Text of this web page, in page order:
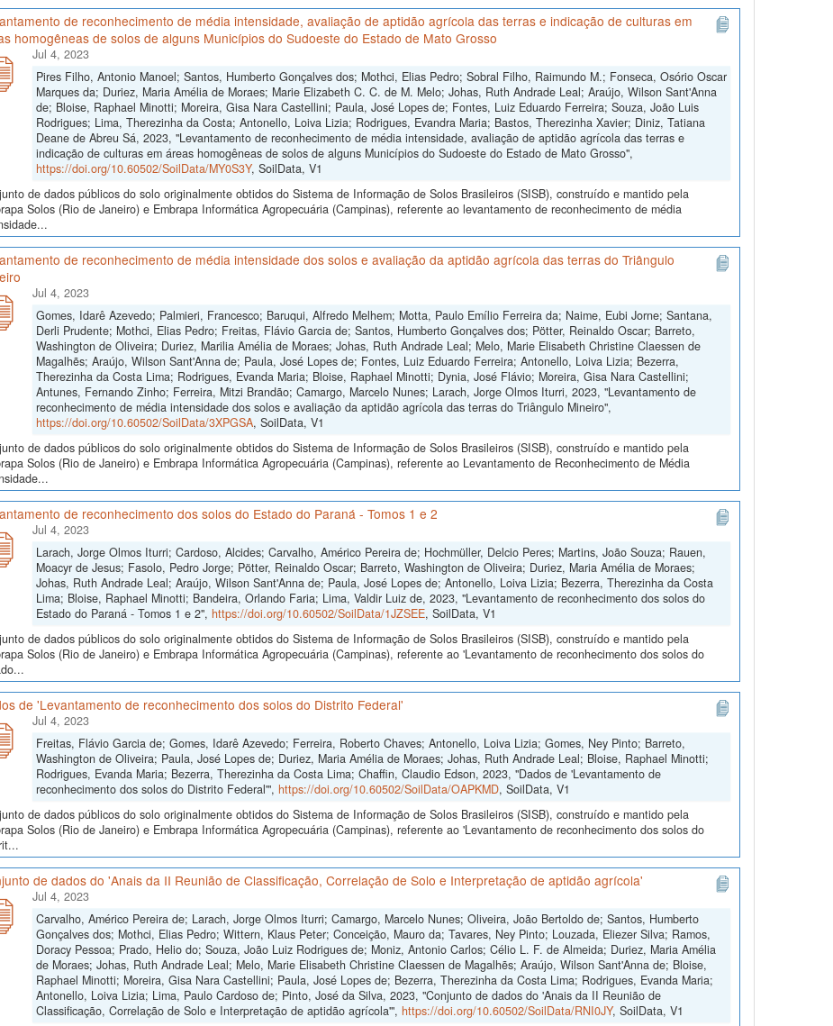
de reconhecimento de média intensidade, avaliação de aptidão agrícola das terras e indicação de culturas em
homogêneas de solos de alguns Municípios do Sudoeste do Estado de Mato Grosso
Jul 4, 2023
Pires Filho, Antonio Manoel; Santos, Humberto Gonçalves dos; Mothci, Elias Pedro; Sobral Filho, Raimundo M.; Fonseca, Osório Oscar
Marques da; Duriez, Maria Amélia de Moraes; Marie Elizabeth C. C. de M. Melo; Johas, Ruth Andrade Leal; Araújo, Wilson Sant'Anna
de; Bloise, Raphael Minotti; Moreira, Gisa Nara Castellini; Paula, José Lopes de; Fontes, Luiz Eduardo Ferreira; Souza, João Luis
Rodrigues; Lima, Therezinha da Costa; Antonello, Loiva Lizia; Rodrigues, Evandra Maria; Bastos, Therezinha Xavier; Diniz, Tatiana
Deane de Abreu Sá, 2023, "Levantamento de reconhecimento de média intensidade, avaliação de aptidão agrícola das terras e
indicação de culturas em áreas homogêneas de solos de alguns Municípios do Sudoeste do Estado de Mato Grosso",
https://doi.org/10.60502/SoilData/MY0S3Y, SoilData, V1
de dados públicos do solo originalmente obtidos do Sistema de Informação de Solos Brasileiros (SISB), construído e mantido pela
Solos (Rio de Janeiro) e Embrapa Informática Agropecuária (Campinas), referente ao levantamento de reconhecimento de média
de reconhecimento de média intensidade dos solos e avaliação da aptidão agrícola das terras do Triângulo
Jul 4, 2023
Gomes, Idarê Azevedo; Palmieri, Francesco; Baruqui, Alfredo Melhem; Motta, Paulo Emílio Ferreira da; Naime, Eubi Jorne; Santana,
Derli Prudente; Mothci, Elias Pedro; Freitas, Flávio Garcia de; Santos, Humberto Gonçalves dos; Pötter, Reinaldo Oscar; Barreto,
Washington de Oliveira; Duriez, Marilia Amélia de Moraes; Johas, Ruth Andrade Leal; Melo, Marie Elisabeth Christine Claessen de
Magalhẽs; Araújo, Wilson Sant'Anna de; Paula, José Lopes de; Fontes, Luiz Eduardo Ferreira; Antonello, Loiva Lizia; Bezerra,
Therezinha da Costa Lima; Rodrigues, Evanda Maria; Bloise, Raphael Minotti; Dynia, José Flávio; Moreira, Gisa Nara Castellini;
Antunes, Fernando Zinho; Ferreira, Mitzi Brandão; Camargo, Marcelo Nunes; Larach, Jorge Olmos Iturri, 2023, "Levantamento de
reconhecimento de média intensidade dos solos e avaliação da aptidão agrícola das terras do Triângulo Mineiro",
https://doi.org/10.60502/SoilData/3XPGSA, SoilData, V1
de dados públicos do solo originalmente obtidos do Sistema de Informação de Solos Brasileiros (SISB), construído e mantido pela
Solos (Rio de Janeiro) e Embrapa Informática Agropecuária (Campinas), referente ao Levantamento de Reconhecimento de Média
de reconhecimento dos solos do Estado do Paraná - Tomos 1 e 2
Jul 4, 2023
Larach, Jorge Olmos Iturri; Cardoso, Alcides; Carvalho, Américo Pereira de; Hochmüller, Delcio Peres; Martins, João Souza; Rauen,
Moacyr de Jesus; Fasolo, Pedro Jorge; Pötter, Reinaldo Oscar; Barreto, Washington de Oliveira; Duriez, Maria Amélia de Moraes;
Johas, Ruth Andrade Leal; Araújo, Wilson Sant'Anna de; Paula, José Lopes de; Antonello, Loiva Lizia; Bezerra, Therezinha da Costa
Lima; Bloise, Raphael Minotti; Bandeira, Orlando Faria; Lima, Valdir Luiz de, 2023, "Levantamento de reconhecimento dos solos do
Estado do Paraná - Tomos 1 e 2", https://doi.org/10.60502/SoilData/1JZSEE, SoilData, V1
de dados públicos do solo originalmente obtidos do Sistema de Informação de Solos Brasileiros (SISB), construído e mantido pela
Solos (Rio de Janeiro) e Embrapa Informática Agropecuária (Campinas), referente ao 'Levantamento de reconhecimento dos solos do
de 'Levantamento de reconhecimento dos solos do Distrito Federal'
Jul 4, 2023
Freitas, Flávio Garcia de; Gomes, Idarê Azevedo; Ferreira, Roberto Chaves; Antonello, Loiva Lizia; Gomes, Ney Pinto; Barreto,
Washington de Oliveira; Paula, José Lopes de; Duriez, Maria Amélia de Moraes; Johas, Ruth Andrade Leal; Bloise, Raphael Minotti;
Rodrigues, Evanda Maria; Bezerra, Therezinha da Costa Lima; Chaffin, Claudio Edson, 2023, "Dados de 'Levantamento de
reconhecimento dos solos do Distrito Federal'", https://doi.org/10.60502/SoilData/OAPKMD, SoilData, V1
de dados públicos do solo originalmente obtidos do Sistema de Informação de Solos Brasileiros (SISB), construído e mantido pela
Solos (Rio de Janeiro) e Embrapa Informática Agropecuária (Campinas), referente ao 'Levantamento de reconhecimento dos solos do
de dados do 'Anais da II Reunião de Classificação, Correlação de Solo e Interpretação de aptidão agrícola'
Jul 4, 2023
Carvalho, Américo Pereira de; Larach, Jorge Olmos Iturri; Camargo, Marcelo Nunes; Oliveira, João Bertoldo de; Santos, Humberto
Gonçalves dos; Mothci, Elias Pedro; Wittern, Klaus Peter; Conceição, Mauro da; Tavares, Ney Pinto; Louzada, Eliezer Silva; Ramos,
Doracy Pessoa; Prado, Helio do; Souza, João Luiz Rodrigues de; Moniz, Antonio Carlos; Célio L. F. de Almeida; Duriez, Maria Amélia
de Moraes; Johas, Ruth Andrade Leal; Melo, Marie Elisabeth Christine Claessen de Magalhẽs; Araújo, Wilson Sant'Anna de; Bloise,
Raphael Minotti; Moreira, Gisa Nara Castellini; Paula, José Lopes de; Bezerra, Therezinha da Costa Lima; Rodrigues, Evanda Maria;
Antonello, Loiva Lizia; Lima, Paulo Cardoso de; Pinto, José da Silva, 2023, "Conjunto de dados do 'Anais da II Reunião de
Classificação, Correlação de Solo e Interpretação de aptidão agrícola'", https://doi.org/10.60502/SoilData/RNI0JY, SoilData, V1